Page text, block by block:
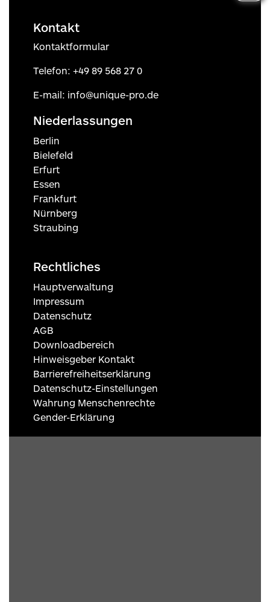
Kontakt
Kontaktformular
Telefon: +49 89 568 27 0
E-mail: info@unique-pro.de
Niederlassungen
Berlin
Bielefeld
Erfurt
Essen
Frankfurt
Nürnberg
Straubing
Rechtliches
Hauptverwaltung
Impressum
Datenschutz
AGB
Downloadbereich
Hinweisgeber Kontakt
Barrierefreiheitserklärung
Datenschutz-Einstellungen
Wahrung Menschenrechte
Gender-Erklärung